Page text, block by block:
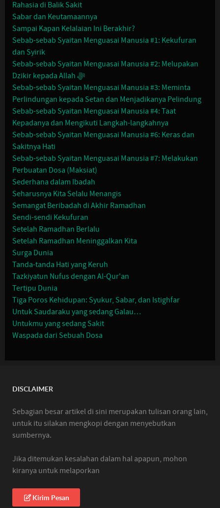
Rahasia di Balik Sakit
Sabar dan Keutamaannya
Sampai Kapan Kelalaian Ini Berakhir?
Sebab-sebab Syaitan Menguasai Manusia #1: Kekufuran
dan Syirik
Sebab-sebab Syaitan Menguasai Manusia #2: Melupakan
Dzikir kepada Allah ﷻ
Sebab-sebab Syaitan Menguasai Manusia #3: Meminta
Perlindungan kepada Setan dan Menjadikanya Pelindung
Sebab-sebab Syaitan Menguasai Manusia #4: Taat
Kepadanya dan Mengikuti Langkah-langkahnya
Sebab-sebab Syaitan Menguasai Manusia #6: Keras dan
Sakitnya Hati
Sebab-sebab Syaitan Menguasai Manusia #7: Melakukan
Perbuatan Dosa (Maksiat)
Sederhana dalam Ibadah
Seharusnya Kita Selalu Menangis
Semangat Beribadah di Akhir Ramadhan
Sendi-sendi Kekufuran
Setelah Ramadhan Berlalu
Setelah Ramadhan Meninggalkan Kita
Surga Dunia
Tanda-tanda Hati yang Keruh
Tazkiyatun Nufus dengan Al-Qur'an
Tertipu Dunia
Tiga Poros Kehidupan: Syukur, Sabar, dan Istighfar
Untuk Saudaraku yang sedang Galau…
Untukmu yang sedang Sakit
Waspada dari Sebuah Dosa
DISCLAIMER
Sebagian besar artikel di sini merupakan tulisan orang lain,
untuk itu silakan mengkopi dengan menyebutkan
sumbernya.
Jika ditemukan kesalahan dalam hal apapun, mohon
kiranya untuk melaporkan
Kirim Pesan